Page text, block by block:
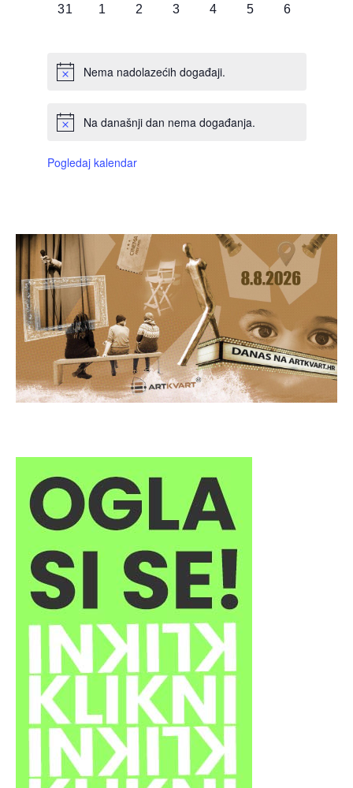
0
31
0
1
0
2
0
3
0
4
0
5
0
6
Nema nadolazećih događaji.
Na današnji dan nema događanja.
Pogledaj kalendar